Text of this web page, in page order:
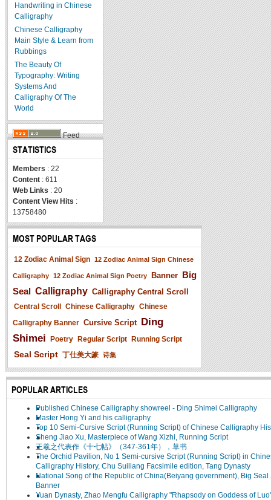
Handwriting in Chinese
Calligraphy
Chinese Calligraphy
Main Style & Learn from
Rubbings
The Beauty Of
Typography: Writing
Systems And
Calligraphy Of The
World
Feed
STATISTICS
Members : 22
Content : 611
Web Links : 20
Content View Hits :
13758480
MOST POPULAR TAGS
12 Zodiac Animal Sign 12 Zodiac Animal Sign Chinese
Calligraphy 12 Zodiac Animal Sign Poetry Banner Big
Seal Calligraphy Calligraphy Central Scroll
Central Scroll Chinese Calligraphy Chinese
Calligraphy Banner Cursive Script Ding
Shimei Poetry Regular Script Running Script
Seal Script 丁仕美大篆 诗集
POPULAR ARTICLES
Published Chinese Calligraphy showreel - Ding Shimei Calligraphy
Master Hong Yi and his calligraphy
Top 10 Semi-Cursive Script (Running Script) of Chinese Calligraphy
Sheng Jiao Xu, Masterpiece of Wang Xizhi, Running Script
王羲之代表作《十七帖》（347-361年），草书
The Orchid Pavilion, No 1 Semi-cursive Script (Running Script) in
Calligraphy History, Chu Suiliang Facsimile edition, Tang Dynasty
National Song of the Republic of China(Beiyang government), Big Seal
Banner
Yuan Dynasty, Zhao Mengfu Calligraphy "Rhapsody on Goddess of